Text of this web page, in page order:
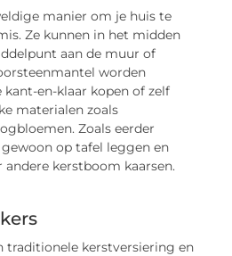
manier om je huis te
Ze kunnen in het midden
aan de muur of
worden
kant-en-klaar kopen of zelf
materialen zoals
Zoals eerder
op tafel leggen en
kerstboom kaarsen.
traditionele kerstversiering en